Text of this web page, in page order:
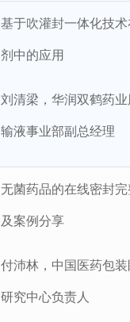
基于吹灌封一体化技
剂中的应用
刘清梁，华润双鹤药业
输液事业部副总经理
无菌药品的在线密封
及案例分享
付沛林，中国医药包
研究中心负责人